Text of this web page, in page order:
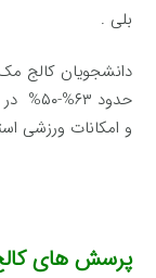
بلی .
دانشجویان کالج
حدود
و امکانات ورزشی
پرسش های